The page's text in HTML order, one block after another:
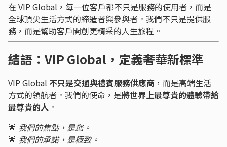
在 VIP Global，每一位客戶都不只是服務的使用者，而是
全球頂尖生活方式的締造者與參與者。我們不只是提供服
務，而是幫助客戶開創更精采的人生旅程。
結語：VIP Global，定義奢華新標準
VIP Global 不只是交通與禮賓服務供應商 ，而是高端生活
方式的領航者。我們的使命，是將世界上最尊貴的體驗帶給
最尊貴的人 。
🌟 我們的焦點，是您。
🌟 我們的承諾，是極致。